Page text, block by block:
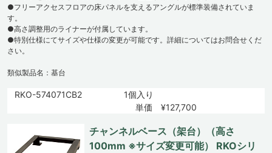
●フリーアクセスフロアの床パネルを支えるアングルが標準装備されていま
す。
●高さ調整用のライナーが付属しています。
●特別仕様にてサイズや仕様の変更が可能です。詳細についてはお問合せくだ
さい。
類似製品名：基台
RKO-574071CB2
1個入り
単価 ¥127,700
チャンネルベース（架台）（高さ
100mm ※サイズ変更可能） RKOシリ